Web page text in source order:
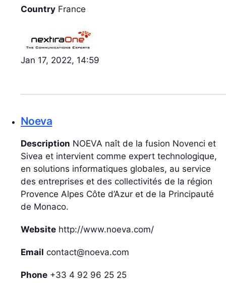
Country France
Jan 17, 2022, 14:59
Noeva
Description NOEVA naît de la fusion Novenci et
Sivea et intervient comme expert technologique,
en solutions informatiques globales, au service
des entreprises et des collectivités de la région
Provence Alpes Côte d’Azur et de la Principauté
de Monaco.
Website http://www.noeva.com/
Email contact@noeva.com
Phone +33 4 92 96 25 25